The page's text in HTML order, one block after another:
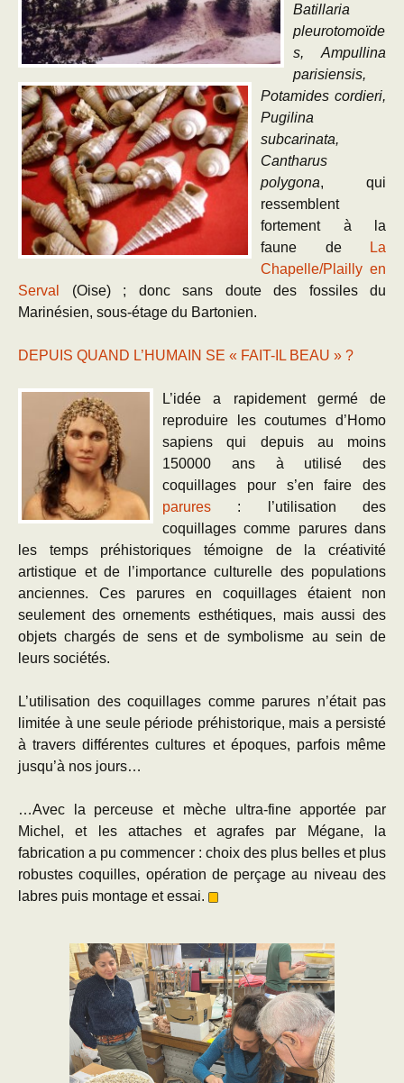
Batillaria
pleurotomoïde
s, Ampullina
parisiensis,
Potamides cordieri,
Pugilina
subcarinata,
Cantharus
polygona, qui
ressemblent
fortement à la
faune de
La
Chapelle/Plailly en
Serval
(Oise) ; donc sans doute des fossiles du
Marinésien, sous-étage du Bartonien.
DEPUIS QUAND L’HUMAIN SE « FAIT-IL BEAU » ?
L’idée a rapidement germé de
reproduire les coutumes d’Homo
sapiens qui depuis au moins
150000 ans à utilisé des
coquillages pour s’en faire des
parures : l’utilisation des
coquillages comme parures dans
les temps préhistoriques témoigne de la créativité
artistique et de l’importance culturelle des populations
anciennes. Ces parures en coquillages étaient non
seulement des ornements esthétiques, mais aussi des
objets chargés de sens et de symbolisme au sein de
leurs sociétés.
L’utilisation des coquillages comme parures n’était pas
limitée à une seule période préhistorique, mais a persisté
à travers différentes cultures et époques, parfois même
jusqu’à nos jours…
…Avec la perceuse et mèche ultra-fine apportée par
Michel, et les attaches et agrafes par Mégane, la
fabrication a pu commencer : choix des plus belles et plus
robustes coquilles, opération de perçage au niveau des
labres puis montage et essai.